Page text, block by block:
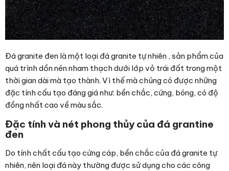
Đá granite đen là một loại đá granite tự nhiên , sản phẩm của
quá trình dồn nén nham thạch dưới lớp vỏ trái đất trong một
thời gian dài mà tạo thành. Vì thế mà chúng có được những
đặc tính cấu tạo đáng giá như: bền chắc, cứng, bóng, có độ
đồng nhất cao về màu sắc.
Đặc tính và nét phong thủy của đá grantine
đen
Do tính chất cấu tạo cứng cáp, bền chắc của đá granite tự
nhiên, nên loại đá này thường được sử dụng cho các công